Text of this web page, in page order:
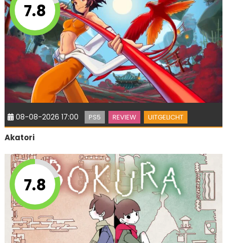
7.8
08-08-2026 17:00 PS5 REVIEW UITGELICHT
Akatori
7.8